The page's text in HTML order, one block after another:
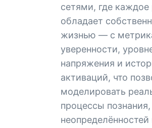
сетями, где каждое
обладает
жизнью — с
уверенности,
напряжения и
активаций, что
моделировать
процессы
неопределённостей